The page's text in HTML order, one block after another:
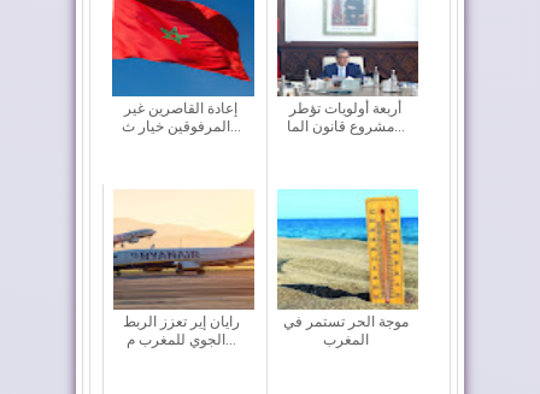
إعادة القاصرين غير
المرفوقين خيار ث...
أربعة أولويات تؤطر
مشروع قانون الما...
رايان إير تعزز الربط
الجوي للمغرب م...
موجة الحر تستمر في
المغرب